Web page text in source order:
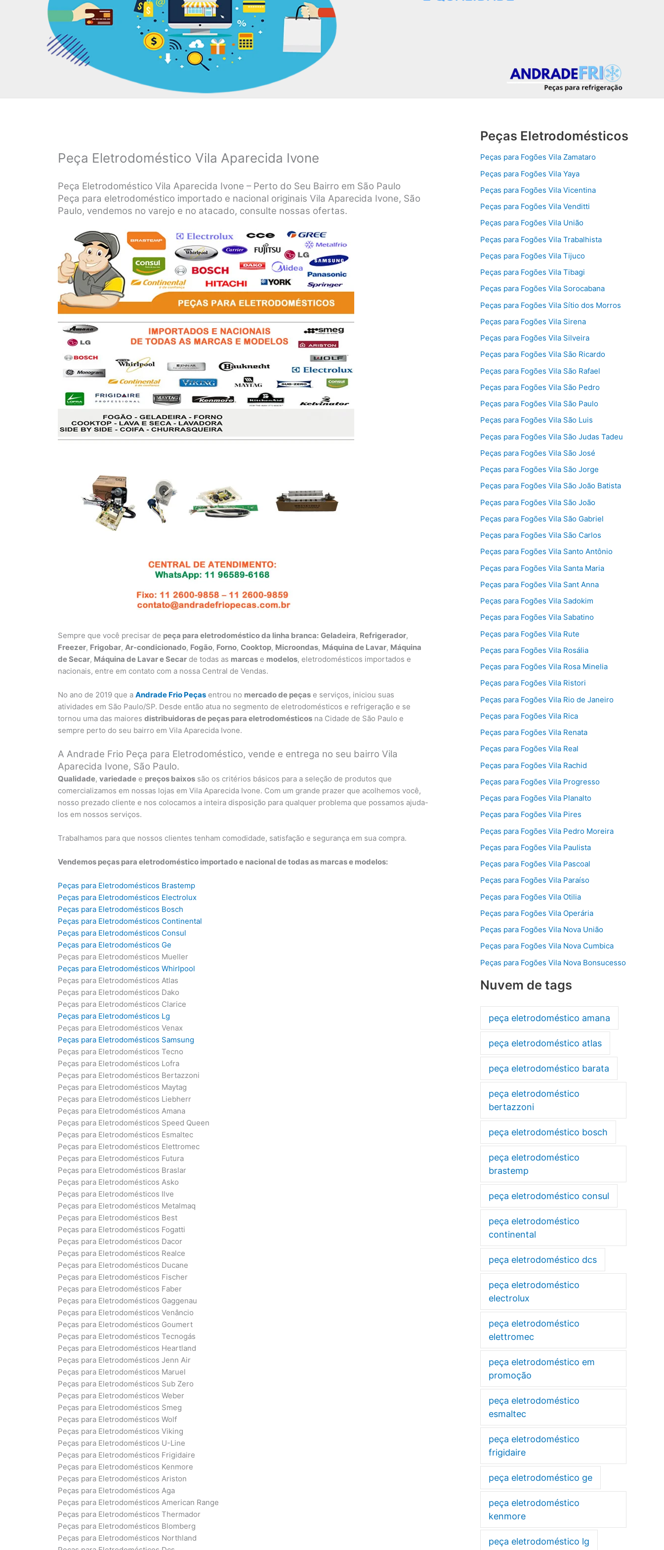
Peça Eletrodoméstico Vila Aparecida Ivone
Peça Eletrodoméstico Vila Aparecida Ivone – Perto do Seu Bairro em São Paulo
Peça para eletrodoméstico importado e nacional originais Vila Aparecida Ivone, São
Paulo, vendemos no varejo e no atacado, consulte nossas ofertas.
Sempre que você precisar de peça para eletrodoméstico da linha branca: Geladeira, Refrigerador,
Freezer, Frigobar, Ar-condicionado, Fogão, Forno, Cooktop, Microondas, Máquina de Lavar, Máquina
de Secar, Máquina de Lavar e Secar de todas as marcas e modelos, eletrodomésticos importados e
nacionais, entre em contato com a nossa Central de Vendas.
No ano de 2019 que a Andrade Frio Peças entrou no mercado de peças e serviços, iniciou suas
atividades em São Paulo/SP. Desde então atua no segmento de eletrodomésticos e refrigeração e se
tornou uma das maiores distribuidoras de peças para eletrodomésticos na Cidade de São Paulo e
sempre perto do seu bairro em Vila Aparecida Ivone.
A Andrade Frio Peça para Eletrodoméstico, vende e entrega no seu bairro Vila
Aparecida Ivone, São Paulo.
Qualidade, variedade e preços baixos são os critérios básicos para a seleção de produtos que
comercializamos em nossas lojas em Vila Aparecida Ivone. Com um grande prazer que acolhemos você,
nosso prezado cliente e nos colocamos a inteira disposição para qualquer problema que possamos ajuda-
los em nossos serviços.
Trabalhamos para que nossos clientes tenham comodidade, satisfação e segurança em sua compra.
Vendemos peças para eletrodoméstico importado e nacional de todas as marcas e modelos:
Peças para Eletrodomésticos Brastemp
Peças para Eletrodomésticos Electrolux
Peças para Eletrodomésticos Bosch
Peças para Eletrodomésticos Continental
Peças para Eletrodomésticos Consul
Peças para Eletrodomésticos Ge
Peças para Eletrodomésticos Mueller
Peças para Eletrodomésticos Whirlpool
Peças para Eletrodomésticos Atlas
Peças para Eletrodomésticos Dako
Peças para Eletrodomésticos Clarice
Peças para Eletrodomésticos Lg
Peças para Eletrodomésticos Venax
Peças para Eletrodomésticos Samsung
Peças para Eletrodomésticos Tecno
Peças para Eletrodomésticos Lofra
Peças para Eletrodomésticos Bertazzoni
Peças para Eletrodomésticos Maytag
Peças para Eletrodomésticos Liebherr
Peças para Eletrodomésticos Amana
Peças para Eletrodomésticos Speed Queen
Peças para Eletrodomésticos Esmaltec
Peças para Eletrodomésticos Elettromec
Peças para Eletrodomésticos Futura
Peças para Eletrodomésticos Braslar
Peças para Eletrodomésticos Asko
Peças para Eletrodomésticos Ilve
Peças para Eletrodomésticos Metalmaq
Peças para Eletrodomésticos Best
Peças para Eletrodomésticos Fogatti
Peças para Eletrodomésticos Dacor
Peças para Eletrodomésticos Realce
Peças para Eletrodomésticos Ducane
Peças para Eletrodomésticos Fischer
Peças para Eletrodomésticos Faber
Peças para Eletrodomésticos Gaggenau
Peças para Eletrodomésticos Venâncio
Peças para Eletrodomésticos Goumert
Peças para Eletrodomésticos Tecnogás
Peças para Eletrodomésticos Heartland
Peças para Eletrodomésticos Jenn Air
Peças para Eletrodomésticos Maruel
Peças para Eletrodomésticos Sub Zero
Peças para Eletrodomésticos Weber
Peças para Eletrodomésticos Smeg
Peças para Eletrodomésticos Wolf
Peças para Eletrodomésticos Viking
Peças para Eletrodomésticos U-Line
Peças para Eletrodomésticos Frigidaire
Peças para Eletrodomésticos Kenmore
Peças para Eletrodomésticos Ariston
Peças para Eletrodomésticos Aga
Peças para Eletrodomésticos American Range
Peças para Eletrodomésticos Thermador
Peças para Eletrodomésticos Blomberg
Peças para Eletrodomésticos Northland
Peças Eletrodomésticos
Peças para Fogões Vila Zamataro
Peças para Fogões Vila Yaya
Peças para Fogões Vila Vicentina
Peças para Fogões Vila Venditti
Peças para Fogões Vila União
Peças para Fogões Vila Trabalhista
Peças para Fogões Vila Tijuco
Peças para Fogões Vila Tibagi
Peças para Fogões Vila Sorocabana
Peças para Fogões Vila Sítio dos Morros
Peças para Fogões Vila Sirena
Peças para Fogões Vila Silveira
Peças para Fogões Vila São Ricardo
Peças para Fogões Vila São Rafael
Peças para Fogões Vila São Pedro
Peças para Fogões Vila São Paulo
Peças para Fogões Vila São Luis
Peças para Fogões Vila São Judas Tadeu
Peças para Fogões Vila São José
Peças para Fogões Vila São Jorge
Peças para Fogões Vila São João Batista
Peças para Fogões Vila São João
Peças para Fogões Vila São Gabriel
Peças para Fogões Vila São Carlos
Peças para Fogões Vila Santo Antônio
Peças para Fogões Vila Santa Maria
Peças para Fogões Vila Sant Anna
Peças para Fogões Vila Sadokim
Peças para Fogões Vila Sabatino
Peças para Fogões Vila Rute
Peças para Fogões Vila Rosália
Peças para Fogões Vila Rosa Minelia
Peças para Fogões Vila Ristori
Peças para Fogões Vila Rio de Janeiro
Peças para Fogões Vila Rica
Peças para Fogões Vila Renata
Peças para Fogões Vila Real
Peças para Fogões Vila Rachid
Peças para Fogões Vila Progresso
Peças para Fogões Vila Planalto
Peças para Fogões Vila Pires
Peças para Fogões Vila Pedro Moreira
Peças para Fogões Vila Paulista
Peças para Fogões Vila Pascoal
Peças para Fogões Vila Paraíso
Peças para Fogões Vila Otilia
Peças para Fogões Vila Operária
Peças para Fogões Vila Nova União
Peças para Fogões Vila Nova Cumbica
Peças para Fogões Vila Nova Bonsucesso
Nuvem de tags
peça eletrodoméstico amana
peça eletrodoméstico atlas
peça eletrodoméstico barata
peça eletrodoméstico
bertazzoni
peça eletrodoméstico bosch
peça eletrodoméstico
brastemp
peça eletrodoméstico consul
peça eletrodoméstico
continental
peça eletrodoméstico dcs
peça eletrodoméstico
electrolux
peça eletrodoméstico
elettromec
peça eletrodoméstico em
promoção
peça eletrodoméstico
esmaltec
peça eletrodoméstico
frigidaire
peça eletrodoméstico ge
peça eletrodoméstico
kenmore
peça eletrodoméstico lg